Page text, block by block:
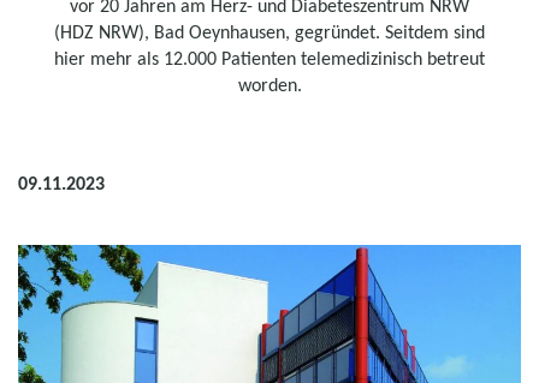
vor 20 Jahren am Herz- und Diabeteszentrum NRW
(HDZ NRW), Bad Oeynhausen, gegründet. Seitdem sind
hier mehr als 12.000 Patienten telemedizinisch betreut
worden.
09.11.2023